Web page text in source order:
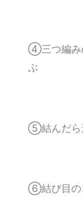
④三つ編み
ぶ
⑤結んだら
⑥結び目の